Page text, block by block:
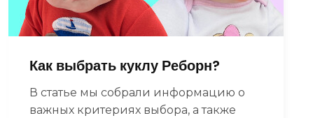
Как выбрать куклу Реборн?
В статье мы собрали информацию о
важных критериях выбора, а также